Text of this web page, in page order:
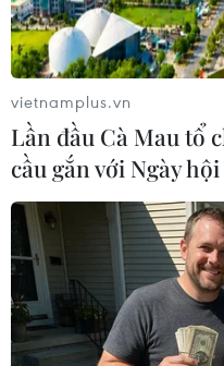
động lực cho sự
vực và toàn cầu./.
vietnamplus.vn
Lần đầu Cà Mau tổ
cầu gắn với Ngày